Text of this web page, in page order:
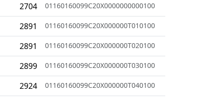
2704 01160160099C20X0000000000100
2891 01160160099C20X000000T010100
2891 01160160099C20X000000T020100
2899 01160160099C20X000000T030100
2924 01160160099C20X000000T040100